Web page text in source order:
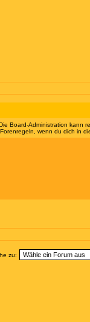
Board-Administration kann
wenn du dich in
zu: